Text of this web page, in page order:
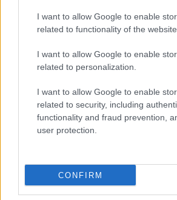
I want to allow Google to enable
related to functionality of the
I want to allow Google to enable
related to personalization.
I want to allow Google to enable
related to security, including
functionality and fraud prevention,
user protection.
CONFIRM
Torre Angela. Blitz della Polizia alle
Roma Milan Tifoso della
bustine di Cocaina